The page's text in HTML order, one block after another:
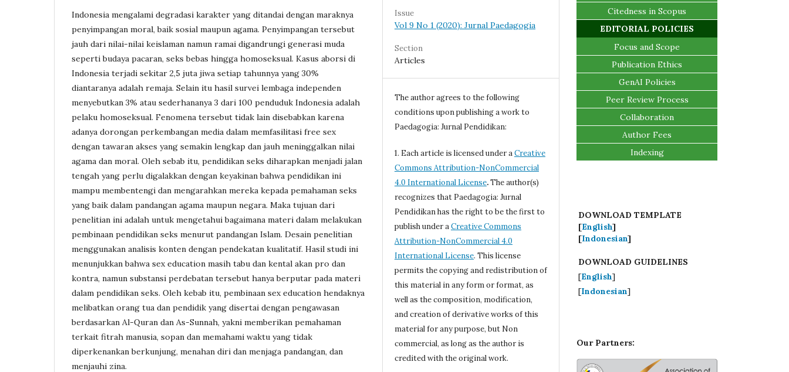
Indonesia mengalami degradasi karakter yang ditandai dengan maraknya
penyimpangan moral, baik sosial maupun agama. Penyimpangan tersebut
jauh dari nilai-nilai keislaman namun ramai digandrungi generasi muda
seperti budaya pacaran, seks bebas hingga homoseksual. Kasus aborsi di
Indonesia terjadi sekitar 2,5 juta jiwa setiap tahunnya yang 30%
diantaranya adalah remaja. Selain itu hasil survei lembaga independen
menyebutkan 3% atau sederhananya 3 dari 100 penduduk Indonesia adalah
pelaku homoseksual. Fenomena tersebut tidak lain disebabkan karena
adanya dorongan perkembangan media dalam memfasilitasi free sex
dengan tawaran akses yang semakin lengkap dan jauh meninggalkan nilai
agama dan moral. Oleh sebab itu, pendidikan seks diharapkan menjadi jalan
tengah yang perlu digalakkan dengan keyakinan bahwa pendidikan ini
mampu membentengi dan mengarahkan mereka kepada pemahaman seks
yang baik dalam pandangan agama maupun negara. Maka tujuan dari
penelitian ini adalah untuk mengetahui bagaimana materi dalam melakukan
pembinaan pendidikan seks menurut pandangan Islam. Desain penelitian
menggunakan analisis konten dengan pendekatan kualitatif. Hasil studi ini
menunjukkan bahwa sex education masih tabu dan kental akan pro dan
kontra, namun substansi perdebatan tersebut hanya berputar pada materi
dalam pendidikan seks. Oleh kebab itu, pembinaan sex education hendaknya
melibatkan orang tua dan pendidik yang disertai dengan pengawasan
berdasarkan Al-Quran dan As-Sunnah, yakni memberikan pemahaman
terkait fitrah manusia, sopan dan memahami waktu yang tidak
diperkenankan berkunjung, menahan diri dan menjaga pandangan, dan
menjauhi zina.
Issue
Vol 9 No 1 (2020): Jurnal Paedagogia
Section
Articles
The author agrees to the following
conditions upon publishing a work to
Paedagogia: Jurnal Pendidikan:
1. Each article is licensed under aCreative
Commons Attribution-NonCommercial
4.0 International License.The author(s)
recognizes that Paedagogia: Jurnal
Pendidikan has the right to be the first to
publish under aCreative Commons
Attribution-NonCommercial 4.0
International License. This license
permits the copying and redistribution of
this material in any form or format, as
well as the composition, modification,
and creation of derivative works of this
material for any purpose, but Non
commercial, as long as the author is
credited with the original work.
Citedness in Scopus
EDITORIAL POLICIES
Focus and Scope
Publication Ethics
GenAI Policies
Peer Review Process
Collaboration
Author Fees
Indexing
DOWNLOAD TEMPLATE
[English]
[Indonesian]
DOWNLOAD GUIDELINES
[English]
[Indonesian]
Our Partners: